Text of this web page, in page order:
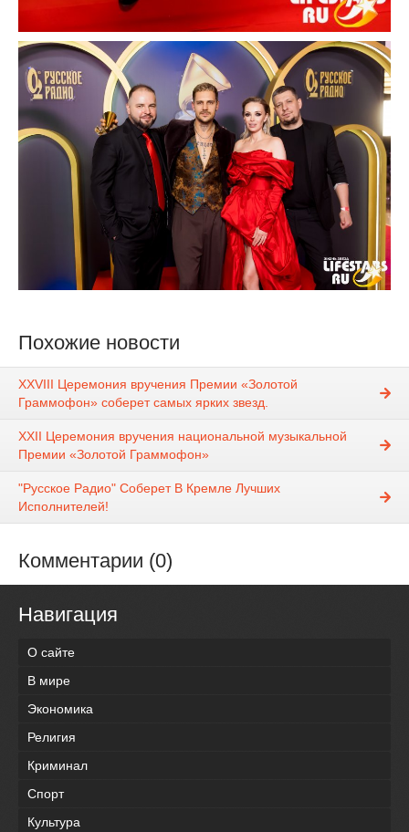
Похожие новости
XXVIII Церемония вручения Премии «Золотой
Граммофон» соберет самых ярких звезд.
XXII Церемония вручения национальной музыкальной
Премии «Золотой Граммофон»
"Русское Радио" Соберет В Кремле Лучших
Исполнителей!
Комментарии (0)
Навигация
О сайте
В мире
Экономика
Религия
Криминал
Спорт
Культура